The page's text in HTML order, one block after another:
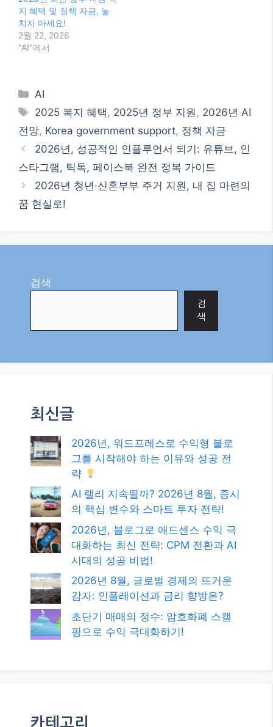
지 혜택 및 정책 자금, 놓
치지 마세요!
2월 22, 2026
"AI"에서
Categories
AI
Tags
2025 복지 혜택 , 2025년 정부 지원 , 2026년 AI
전망, Korea government support, 정책 자금
2026년, 성공적인 인플루언서 되기: 유튜브, 인
스타그램, 틱톡, 페이스북 완전 정복 가이드
2026년 청년·신혼부부 주거 지원, 내 집 마련의
꿈 현실로!
검색
검
색
최신글
2026년, 워드프레스로 수익형 블로
그를 시작해야 하는 이유와 성공 전
략
AI 랠리 지속될까? 2026년 8월, 증시
의 핵심 변수와 스마트 투자 전략!
2026년, 블로그로 애드센스 수익 극
대화하는 최신 전략: CPM 전환과 AI
시대의 성공 비법!
2026년 8월, 글로벌 경제의 뜨거운
감자: 인플레이션과 금리 향방은?
초단기 매매의 정수: 암호화폐 스캘
핑으로 수익 극대화하기!
카테고리